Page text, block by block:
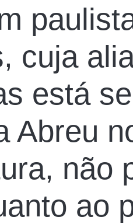
cuja
está
Abreu
não
ao